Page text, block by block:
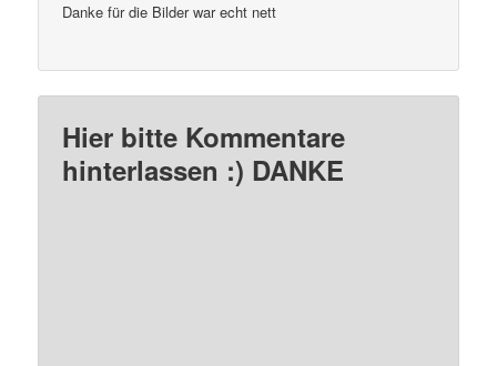
Danke für die Bilder war echt nett
Hier bitte Kommentare
hinterlassen :) DANKE